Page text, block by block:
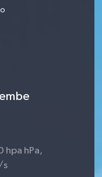
°
hpa hPa,
s